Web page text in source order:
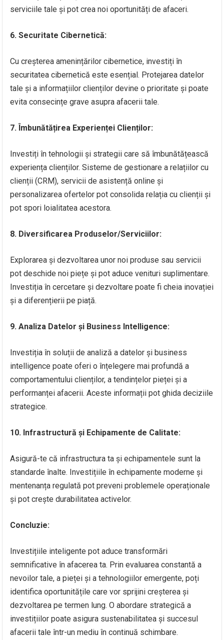
serviciile tale și pot crea noi oportunități de afaceri.
6. Securitate Cibernetică:
Cu creșterea amenințărilor cibernetice, investiți în
securitatea cibernetică este esențial. Protejarea datelor
tale și a informațiilor clienților devine o prioritate și poate
evita consecințe grave asupra afacerii tale.
7. Îmbunătățirea Experienței Clienților:
Investiți în tehnologii și strategii care să îmbunătățească
experiența clienților. Sisteme de gestionare a relațiilor cu
clienții (CRM), servicii de asistență online și
personalizarea ofertelor pot consolida relația cu clienții și
pot spori loialitatea acestora.
8. Diversificarea Produselor/Serviciilor:
Explorarea și dezvoltarea unor noi produse sau servicii
pot deschide noi piețe și pot aduce venituri suplimentare.
Investiția în cercetare și dezvoltare poate fi cheia inovației
și a diferențierii pe piață.
9. Analiza Datelor și Business Intelligence:
Investiția în soluții de analiză a datelor și business
intelligence poate oferi o înțelegere mai profundă a
comportamentului clienților, a tendințelor pieței și a
performanței afacerii. Aceste informații pot ghida deciziile
strategice.
10. Infrastructură și Echipamente de Calitate:
Asigură-te că infrastructura ta și echipamentele sunt la
standarde înalte. Investițiile în echipamente moderne și
mentenanța regulată pot preveni problemele operaționale
și pot crește durabilitatea activelor.
Concluzie:
Investițiile inteligente pot aduce transformări
semnificative în afacerea ta. Prin evaluarea constantă a
nevoilor tale, a pieței și a tehnologiilor emergente, poți
identifica oportunitățile care vor sprijini creșterea și
dezvoltarea pe termen lung. O abordare strategică a
investițiilor poate asigura sustenabilitatea și succesul
afacerii tale într-un mediu în continuă schimbare.